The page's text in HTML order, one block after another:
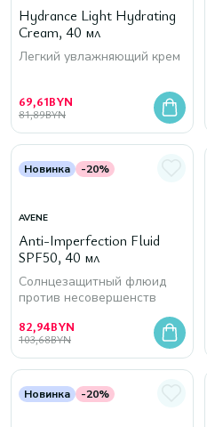
Hydrance Light Hydrating
Cream, 40 мл
Легкий увлажняющий крем
69,61BYN
81,89BYN
Новинка -20%
AVENE
Anti-Imperfection Fluid
SPF50, 40 мл
Солнцезащитный флюид
против несовершенств
82,94BYN
103,68BYN
Новинка -20%